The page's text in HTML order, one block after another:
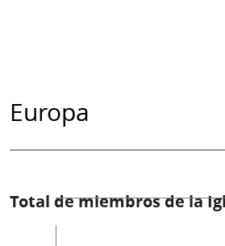
Europa
Total de miembros de la